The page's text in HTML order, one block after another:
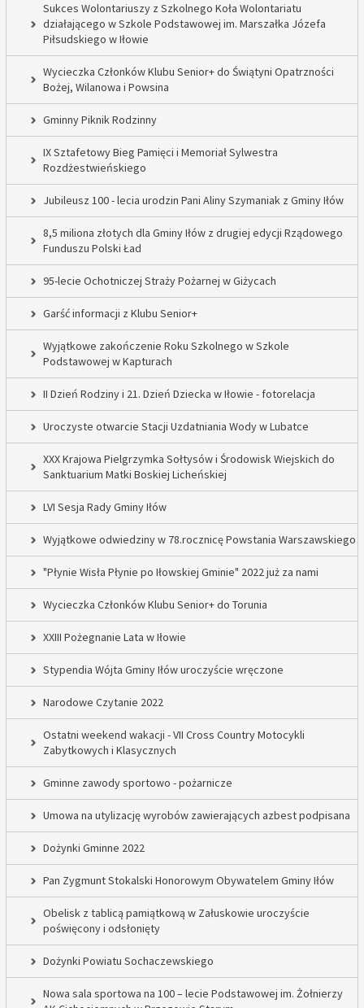
Sukces Wolontariuszy z Szkolnego Koła Wolontariatu
działającego w Szkole Podstawowej im. Marszałka Józefa
Piłsudskiego w Iłowie
Wycieczka Członków Klubu Senior+ do Świątyni Opatrzności
Bożej, Wilanowa i Powsina
Gminny Piknik Rodzinny
IX Sztafetowy Bieg Pamięci i Memoriał Sylwestra
Rozdżestwieńskiego
Jubileusz 100 - lecia urodzin Pani Aliny Szymaniak z Gminy Iłów
8,5 miliona złotych dla Gminy Iłów z drugiej edycji Rządowego
Funduszu Polski Ład
95-lecie Ochotniczej Straży Pożarnej w Giżycach
Garść informacji z Klubu Senior+
Wyjątkowe zakończenie Roku Szkolnego w Szkole
Podstawowej w Kapturach
II Dzień Rodziny i 21. Dzień Dziecka w Iłowie - fotorelacja
Uroczyste otwarcie Stacji Uzdatniania Wody w Lubatce
XXX Krajowa Pielgrzymka Sołtysów i Środowisk Wiejskich do
Sanktuarium Matki Boskiej Licheńskiej
LVI Sesja Rady Gminy Iłów
Wyjątkowe odwiedziny w 78.rocznicę Powstania Warszawskiego
"Płynie Wisła Płynie po Iłowskiej Gminie" 2022 już za nami
Wycieczka Członków Klubu Senior+ do Torunia
XXIII Pożegnanie Lata w Iłowie
Stypendia Wójta Gminy Iłów uroczyście wręczone
Narodowe Czytanie 2022
Ostatni weekend wakacji - VII Cross Country Motocykli
Zabytkowych i Klasycznych
Gminne zawody sportowo - pożarnicze
Umowa na utylizację wyrobów zawierających azbest podpisana
Dożynki Gminne 2022
Pan Zygmunt Stokalski Honorowym Obywatelem Gminy Iłów
Obelisk z tablicą pamiątkową w Załuskowie uroczyście
poświęcony i odsłonięty
Dożynki Powiatu Sochaczewskiego
Nowa sala sportowa na 100 – lecie Podstawowej im. Żołnierzy